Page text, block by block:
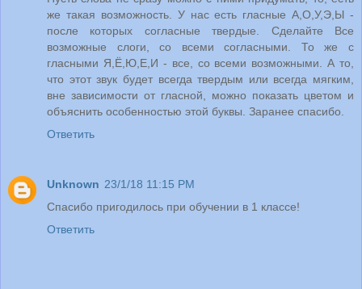
же такая возможность. У нас есть гласные А,О,У,Э,Ы -
после которых согласные твердые. Сделайте Все
возможные слоги, со всеми согласными. То же с
гласными Я,Ё,Ю,Е,И - все, со всеми возможными. А то,
что этот звук будет всегда твердым или всегда мягким,
вне зависимости от гласной, можно показать цветом и
объяснить особенностью этой буквы. Заранее спасибо.
Ответить
Unknown 23/1/18 11:15 PM
Спасибо пригодилось при обучении в 1 классе!
Ответить